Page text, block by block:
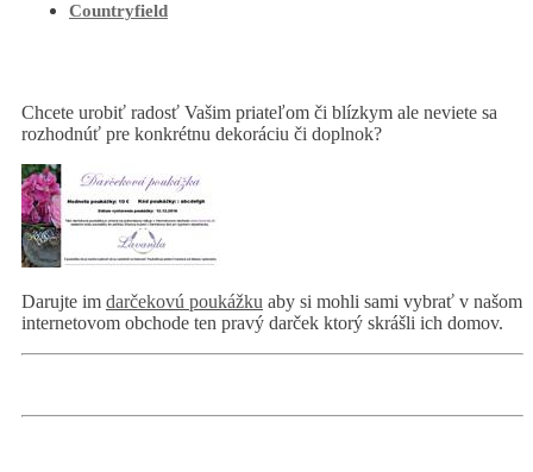
Countryfield
Chcete urobiť radosť Vašim priateľom či blízkym ale neviete sa
rozhodnúť pre konkrétnu dekoráciu či doplnok?
Darujte im darčekovú poukážku aby si mohli sami vybrať v našom
internetovom obchode ten pravý darček ktorý skrášli ich domov.